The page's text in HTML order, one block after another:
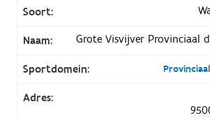
Soort:
Naam: Grote Visvijver Provinciaal
Sportdomein:
Adres: